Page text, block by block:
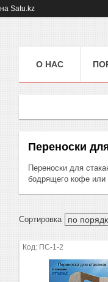
на Satu.kz
О НАС
Переноски
Переноски для
бодрящего кофе или
ПС-1-2